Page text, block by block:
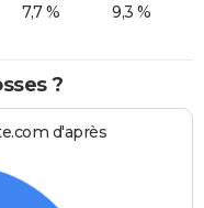
7,7 % 9,3 %
?
d'après